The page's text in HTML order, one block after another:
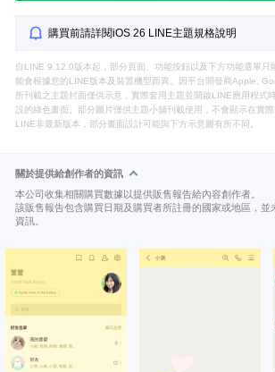
購買前請詳閱iOS 26 LINE主題規格說明
自LINE 9.12.0版本起，部分頁面、功能按鈕以及下方功能選單只
能會根據您的LINE版本及裝置機型而異。因平台開發商Apple,
所刊載之主題封面僅供示意，實際套用主題並開啟LINE應用程式
設的綠色畫面。部分圖片僅供主題小舖刊載使用，不會顯示在實
LINE非最新版本，部分畫面設計可能與下方示意圖有所不同。
關於提供給創作者的資訊
本公司收集相關購買數據以提供販售報告給內容創作者。
該販售報告包含購買日期及購買者所註冊的國家或地區，並
資訊。